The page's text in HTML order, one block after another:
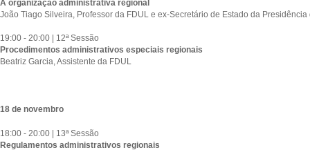
A organização administrativa regional
João Tiago Silveira, Professor da FDUL e ex-Secretário de Estado da
19:00 - 20:00 | 12ª Sessão
Procedimentos administrativos especiais regionais
Beatriz Garcia, Assistente da FDUL
18 de novembro
18:00 - 20:00 | 13ª Sessão
Regulamentos administrativos regionais